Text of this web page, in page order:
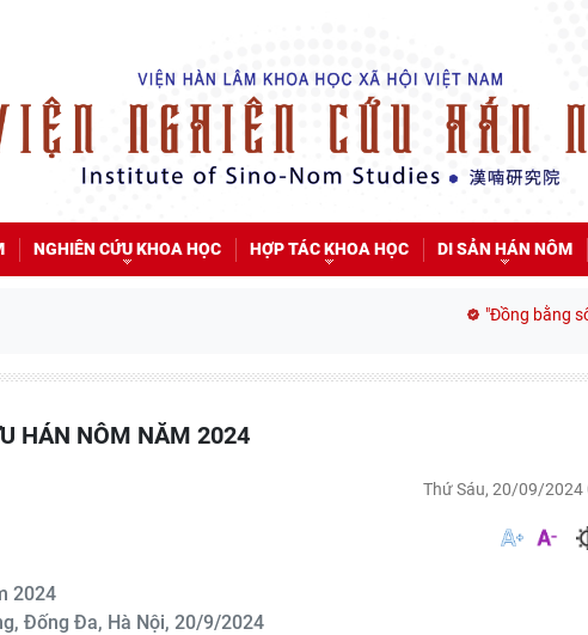
NGHIÊN CỨU KHOA HỌC HỢP TÁC KHOA HỌC DI SẢN HÁN NÔM
"Đồng bằng
HÁN NÔM NĂM 2024
Thứ Sáu, 20/09/2024
2024
Đống Đa, Hà Nội, 20/9/2024